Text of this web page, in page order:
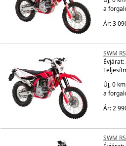
a
Ár: 3
SWM
Évjárat:
Új, 0
a
Ár: 2
SWM